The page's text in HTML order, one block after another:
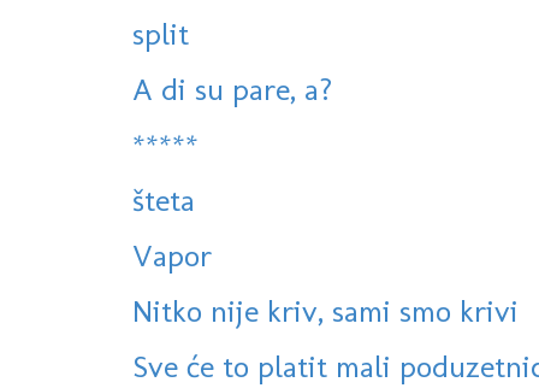
split
A di su pare, a?
*****
šteta
Vapor
Nitko nije kriv, sami smo krivi
Sve će to platit mali